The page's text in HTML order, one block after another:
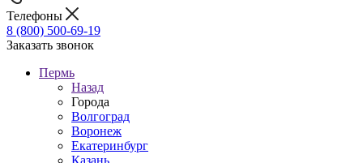
Телефоны
8 (800) 500-69-19
Заказать звонок
Пермь
Назад
Города
Волгоград
Воронеж
Екатеринбург
Казань